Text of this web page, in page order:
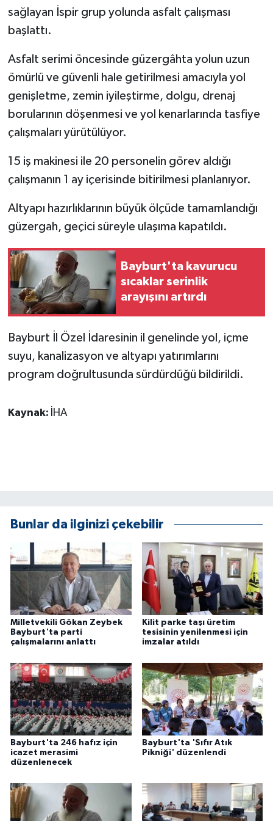
sağlayan İspir grup yolunda asfalt çalışması
başlattı.
Asfalt serimi öncesinde güzergâhta yolun uzun
ömürlü ve güvenli hale getirilmesi amacıyla yol
genişletme, zemin iyileştirme, dolgu, drenaj
borularının döşenmesi ve yol kenarlarında tasfiye
çalışmaları yürütülüyor.
15 iş makinesi ile 20 personelin görev aldığı
çalışmanın 1 ay içerisinde bitirilmesi planlanıyor.
Altyapı hazırlıklarının büyük ölçüde tamamlandığı
güzergah, geçici süreyle ulaşıma kapatıldı.
Bayburt'ta kavurucu
sıcaklar serinlik
arayışını artırdı
Bayburt İl Özel İdaresinin il genelinde yol, içme
suyu, kanalizasyon ve altyapı yatırımlarını
program doğrultusunda sürdürdüğü bildirildi.
Kaynak: İHA
Bunlar da ilginizi çekebilir
Milletvekili Gökan Zeybek
Bayburt'ta parti
çalışmalarını anlattı
Kilit parke taşı üretim
tesisinin yenilenmesi için
imzalar atıldı
Bayburt'ta 246 hafız için
icazet merasimi
düzenlenecek
Bayburt'ta 'Sıfır Atık
Pikniği' düzenlendi
GENEL
GÜNDEM
Güvenlik
HABERDE İNSAN
İş Dünyası
Jandarma
Kadın
KÜLTÜR SANAT
MAGAZİN
Otomobil
POLİTİKA
Turizm
ÜLKE GÜNDEMİ
YAŞAM
YEREL